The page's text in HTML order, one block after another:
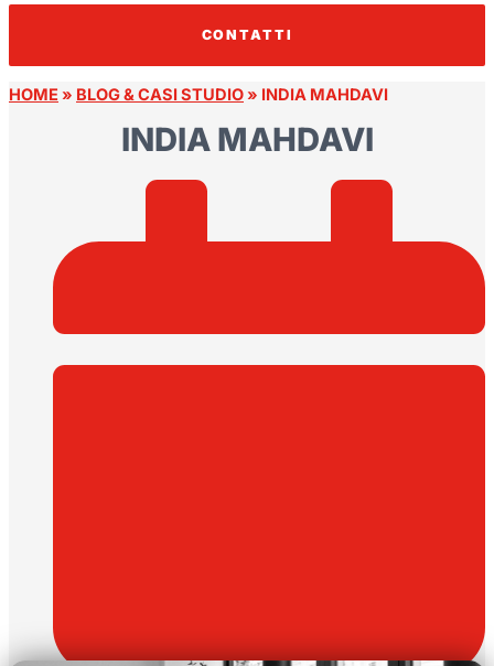
CONTATTI
HOME » BLOG & CASI STUDIO» INDIA MAHDAVI
INDIA MAHDAVI